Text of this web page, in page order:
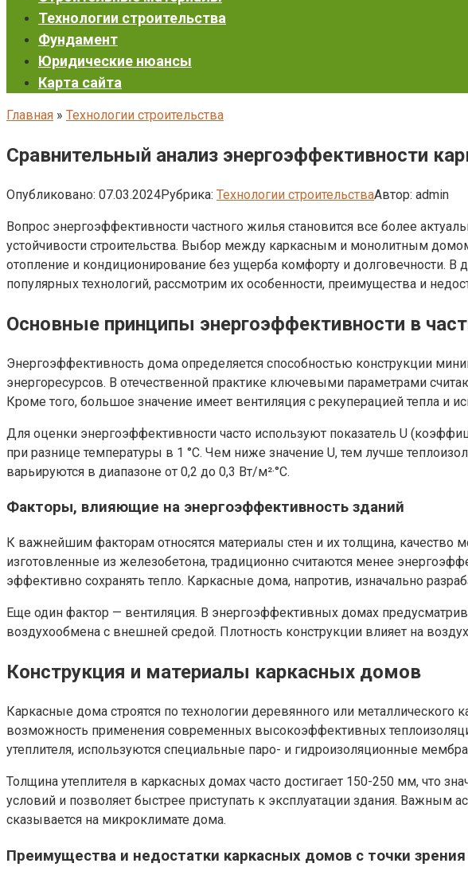
Технологии строительства
Фундамент
Юридические нюансы
Карта сайта
Главная » Технологии строительства
Сравнительный анализ энергоэффективности
Опубликовано: 07.03.2024Рубрика: Технологии строительстваАвтор: admin
Вопрос энергоэффективности частного жилья становится все более
устойчивости строительства. Выбор между каркасным и монолитным
отопление и кондиционирование без ущерба комфорту и долговечности.
популярных технологий, рассмотрим их особенности, преимущества и
Основные принципы энергоэффективности в
Энергоэффективность дома определяется способностью конструкции
энергоресурсов. В отечественной практике ключевыми параметрами
Кроме того, большое значение имеет вентиляция с рекуперацией тепла и
Для оценки энергоэффективности часто используют показатель U
при разнице температуры в 1 °C. Чем ниже значение U, тем лучше
варьируются в диапазоне от 0,2 до 0,3 Вт/м²·°C.
Факторы, влияющие на энергоэффективность зданий
К важнейшим факторам относятся материалы стен и их толщина,
изготовленные из железобетона, традиционно считаются менее
эффективно сохранять тепло. Каркасные дома, напротив, изначально
Еще один фактор — вентиляция. В энергоэффективных домах
воздухообмена с внешней средой. Плотность конструкции влияет на
Конструкция и материалы каркасных домов
Каркасные дома строятся по технологии деревянного или
возможность применения современных высокоэффективных
утеплителя, используются специальные паро- и гидроизоляционные
Толщина утеплителя в каркасных домах часто достигает 150-250 мм, что
условий и позволяет быстрее приступать к эксплуатации здания. Важным
сказывается на микроклимате дома.
Преимущества и недостатки каркасных домов с точки